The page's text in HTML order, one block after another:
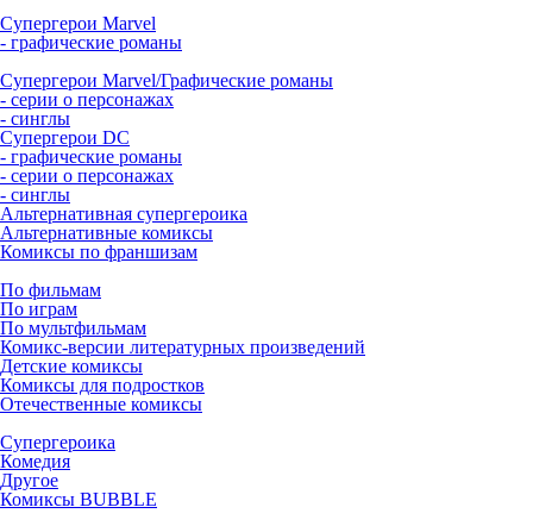
Супергерои Marvel
- графические романы
Супергерои Marvel/Графические романы
- серии о персонажах
- синглы
Супергерои DC
- графические романы
- серии о персонажах
- синглы
Альтернативная супергероика
Альтернативные комиксы
Комиксы по франшизам
По фильмам
По играм
По мультфильмам
Комикс-версии литературных произведений
Детские комиксы
Комиксы для подростков
Отечественные комиксы
Супергероика
Комедия
Другое
Комиксы BUBBLE